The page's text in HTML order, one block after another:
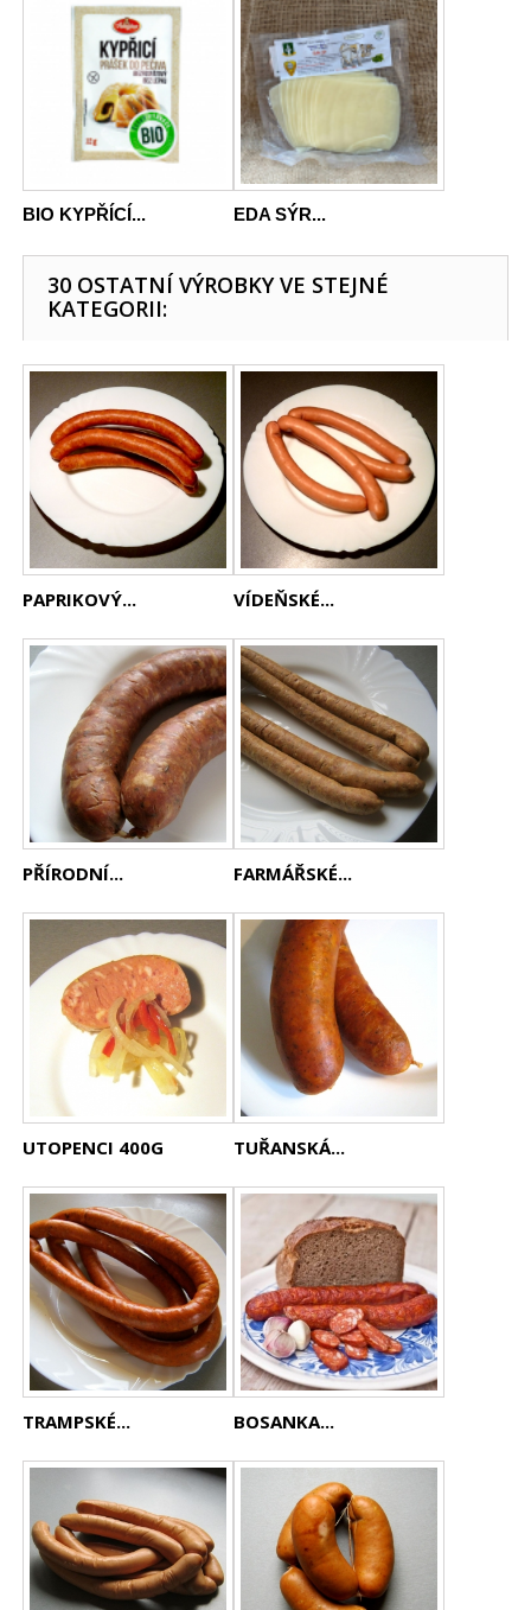
BIO KYPŘÍCÍ... EDA SÝR...
30 OSTATNÍ VÝROBKY VE STEJNÉ
KATEGORII:
PAPRIKOVÝ... VÍDEŇSKÉ...
PŘÍRODNÍ... FARMÁŘSKÉ...
UTOPENCI 400G TUŘANSKÁ...
TRAMPSKÉ... BOSANKA...